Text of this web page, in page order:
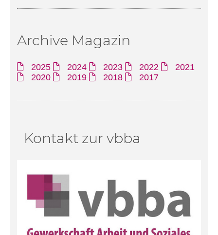
Archive Magazin
2025 2024 2023 2022
2021
2020
2019 2018 2017
Kontakt zur vbba